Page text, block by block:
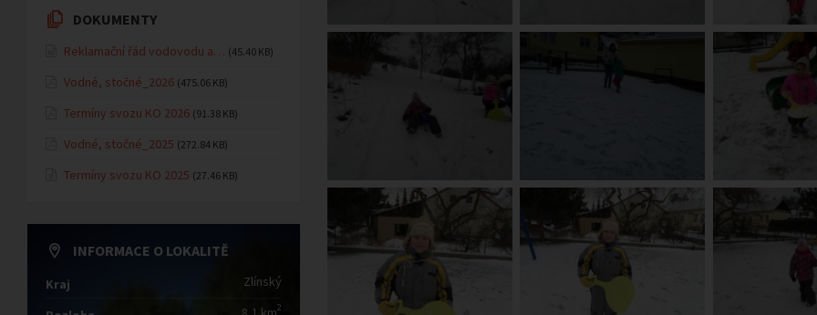
DOKUMENTY
Reklamační řád vodovodu a… (45.40 KB)
Vodné, stočné_2026 (475.06 KB)
Termíny svozu KO 2026 (91.38 KB)
Vodné, stočné_2025 (272.84 KB)
Termíny svozu KO 2025 (27.46 KB)
INFORMACE O LOKALITĚ
Kraj Zlínský
2